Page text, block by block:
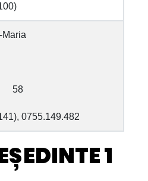
58
0755.149.482
1